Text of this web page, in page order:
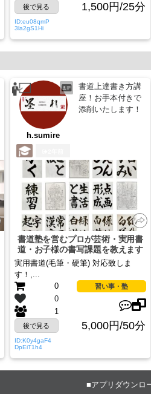
後で見る 1,500円/25分
ID:eu08qmP
3la2gS1Hi
h.sumire
書道上達書き方講
座！お手本付きで
添削いたします！
書道塾を営むプロが芸術・実用書
道・お子様の書写課題を教えます
実用書道(毛筆・硬筆) 対応致しま
す！,...
0
0
1
習い事・塾
後で見る 5,000円/50分
ID:K0y4gaF4
DpEiT1h4
■アプリダウンロ